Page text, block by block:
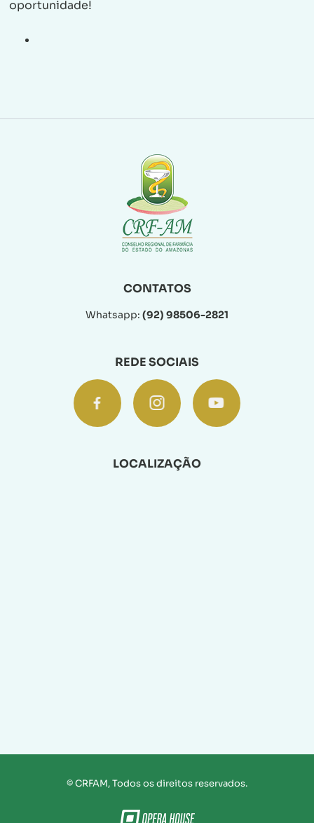
oportunidade!
CONTATOS
Whatsapp: (92) 98506-2821
REDE SOCIAIS
LOCALIZAÇÃO
© CRFAM, Todos os direitos reservados.